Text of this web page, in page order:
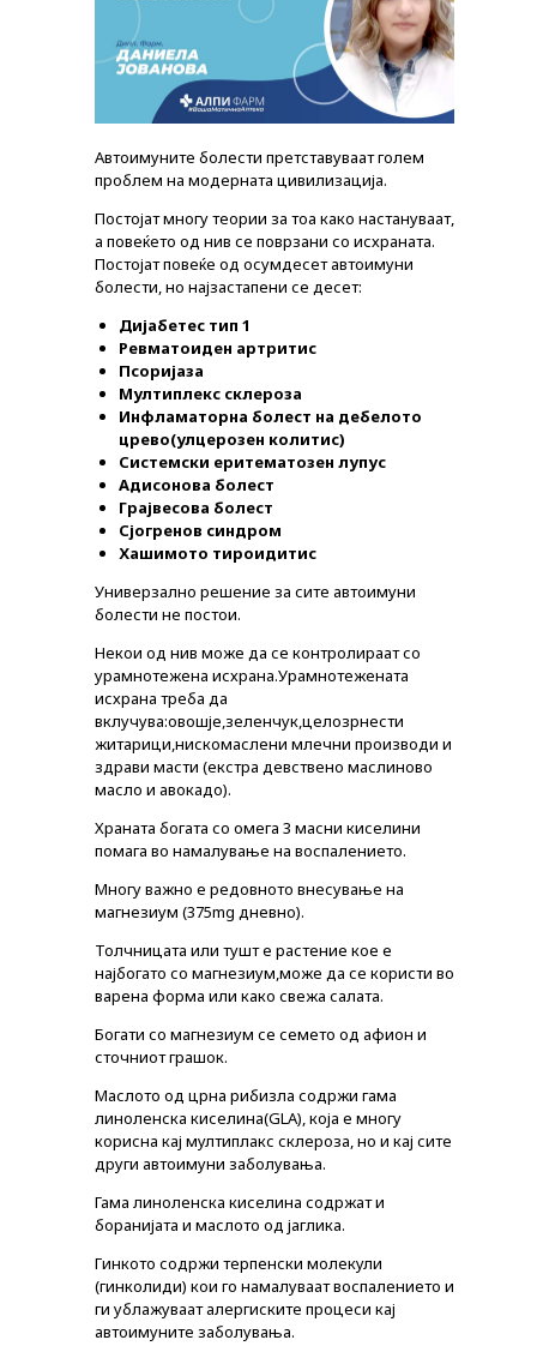
Автоимуните болести претставуваат голем
проблем на модерната цивилизација.
Постојат многу теории за тоа како настануваат,
а повеќето од нив се поврзани со исхраната.
Постојат повеќе од осумдесет автоимуни
болести, но најзастапени се десет:
Дијабетес тип 1
Ревматоиден артритис
Псоријаза
Мултиплекс склероза
Инфламаторна болест на дебелото
црево(улцерозен колитис)
Системски еритематозен лупус
Адисонова болест
Грајвесова болест
Сјогренов синдром
Хашимото тироидитис
Универзално решение за сите автоимуни
болести не постои.
Некои од нив може да се контролираат со
урамнотежена исхрана.Урамнотежената
исхрана треба да
вклучува:овошје,зеленчук,целозрнести
житарици,нискомаслени млечни производи и
здрави масти (екстра девствено маслиново
масло и авокадо).
Храната богата со омега 3 масни киселини
помага во намалување на воспалението.
Многу важно е редовното внесување на
магнезиум (375mg дневно).
Толчницата или тушт е растение кое е
најбогато со магнезиум,може да се користи во
варена форма или како свежа салата.
Богати со магнезиум се семето од афион и
сточниот грашок.
Маслото од црна рибизла содржи гама
линоленска киселина(GLA), која е многу
корисна кај мултиплакс склероза, но и кај сите
други автоимуни заболувања.
Гама линоленска киселина содржат и
боранијата и маслото од јаглика.
Гинкото содржи терпенски молекули
(гинколиди) кои го намалуваат воспалението и
ги ублажуваат алергиските процеси кај
автоимуните заболувања.